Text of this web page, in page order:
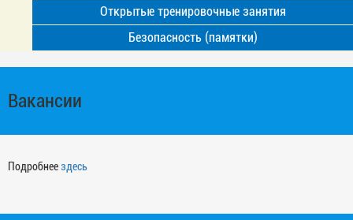
Открытые тренировочные занятия
Безопасность (памятки)
Вакансии
Подробнеездесь